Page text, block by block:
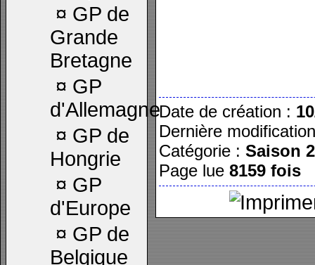
¤ GP de
Grande
Bretagne
¤ GP
d'Allemagne
¤ GP de
Hongrie
¤ GP
d'Europe
¤ GP de
Belgique
Date de création :
Dernière
Catégorie : Saison
Page lue 8159 fois